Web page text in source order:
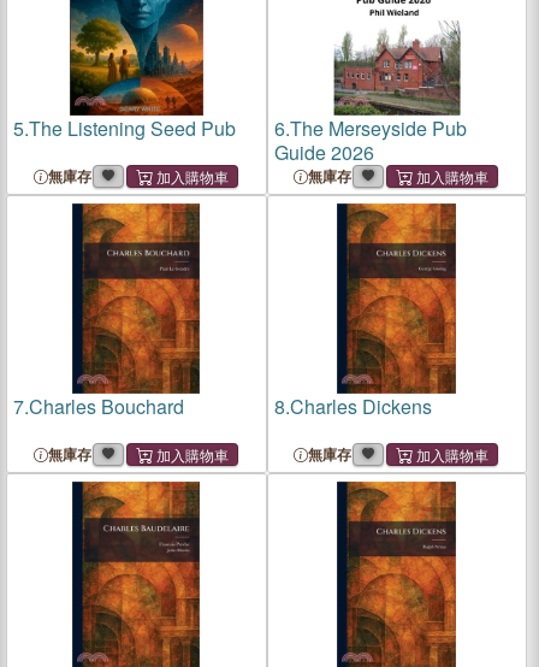
5.The Listening Seed Pub
無庫存
6.The Merseyside Pub
Guide 2026
無庫存
7.Charles Bouchard
無庫存
8.Charles Dickens
無庫存